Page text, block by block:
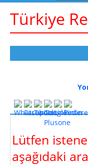
Türkiye
Lütfen
aşağıdaki